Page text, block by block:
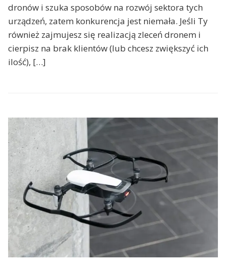
dronów i szuka sposobów na rozwój sektora tych
urządzeń, zatem konkurencja jest niemała. Jeśli Ty
również zajmujesz się realizacją zleceń dronem i
cierpisz na brak klientów (lub chcesz zwiększyć ich
ilość), […]